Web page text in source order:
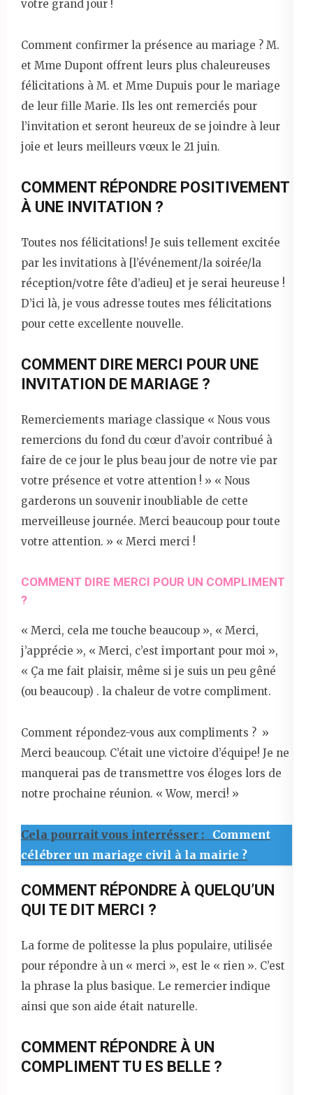
votre grand jour !
Comment confirmer la présence au mariage ? M.
et Mme Dupont offrent leurs plus chaleureuses
félicitations à M. et Mme Dupuis pour le mariage
de leur fille Marie. Ils les ont remerciés pour
l’invitation et seront heureux de se joindre à leur
joie et leurs meilleurs vœux le 21 juin.
COMMENT RÉPONDRE POSITIVEMENT
À UNE INVITATION ?
Toutes nos félicitations! Je suis tellement excitée
par les invitations à [l’événement/la soirée/la
réception/votre fête d’adieu] et je serai heureuse !
D’ici là, je vous adresse toutes mes félicitations
pour cette excellente nouvelle.
COMMENT DIRE MERCI POUR UNE
INVITATION DE MARIAGE ?
Remerciements mariage classique « Nous vous
remercions du fond du cœur d’avoir contribué à
faire de ce jour le plus beau jour de notre vie par
votre présence et votre attention ! » « Nous
garderons un souvenir inoubliable de cette
merveilleuse journée. Merci beaucoup pour toute
votre attention. » « Merci merci !
COMMENT DIRE MERCI POUR UN COMPLIMENT
?
« Merci, cela me touche beaucoup », « Merci,
j’apprécie », « Merci, c’est important pour moi »,
« Ça me fait plaisir, même si je suis un peu gêné
(ou beaucoup) . la chaleur de votre compliment.
Comment répondez-vous aux compliments ? »
Merci beaucoup. C’était une victoire d’équipe! Je ne
manquerai pas de transmettre vos éloges lors de
notre prochaine réunion. « Wow, merci! »
Cela pourrait vous interrésser :
Comment
célébrer un mariage civil à la mairie ?
COMMENT RÉPONDRE À QUELQU’UN
QUI TE DIT MERCI ?
La forme de politesse la plus populaire, utilisée
pour répondre à un « merci », est le « rien ». C’est
la phrase la plus basique. Le remercier indique
ainsi que son aide était naturelle.
COMMENT RÉPONDRE À UN
COMPLIMENT TU ES BELLE ?